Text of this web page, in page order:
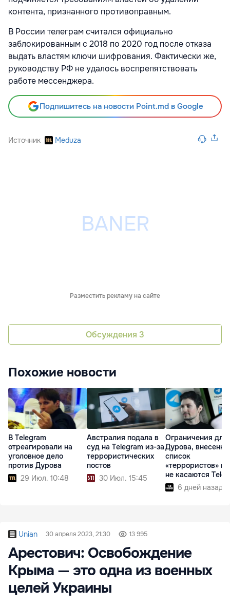
контента, признанного противоправным.
В России телеграм считался официально
заблокированным с 2018 по 2020 год после отказа
выдать властям ключи шифрования. Фактически же,
руководству РФ не удалось воспрепятствовать
работе мессенджера.
Подпишитесь на новости Point.md в Google
Источник Meduza
Разместить рекламу на сайте
Обсуждения 3
Похожие новости
В Telegram
отреагировали на
уголовное дело
против Дурова
29 Июл. 10:48
Австралия подала в
суд на Telegram из-за
террористических
постов
30 Июл. 15:45
Ограничения для
Дурова,
список
«террористов» в
не касаются
6 дней назад
Unian 30 апреля 2023, 21:30 13 995
Арестович: Освобождение
Крыма — это одна из военных
целей Украины